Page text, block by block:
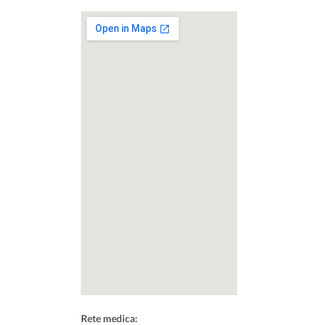
Rete medica: